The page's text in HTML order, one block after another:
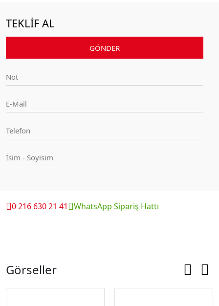
TEKLİF AL
0 216 630 21 41 WhatsApp Sipariş Hattı
Görseller